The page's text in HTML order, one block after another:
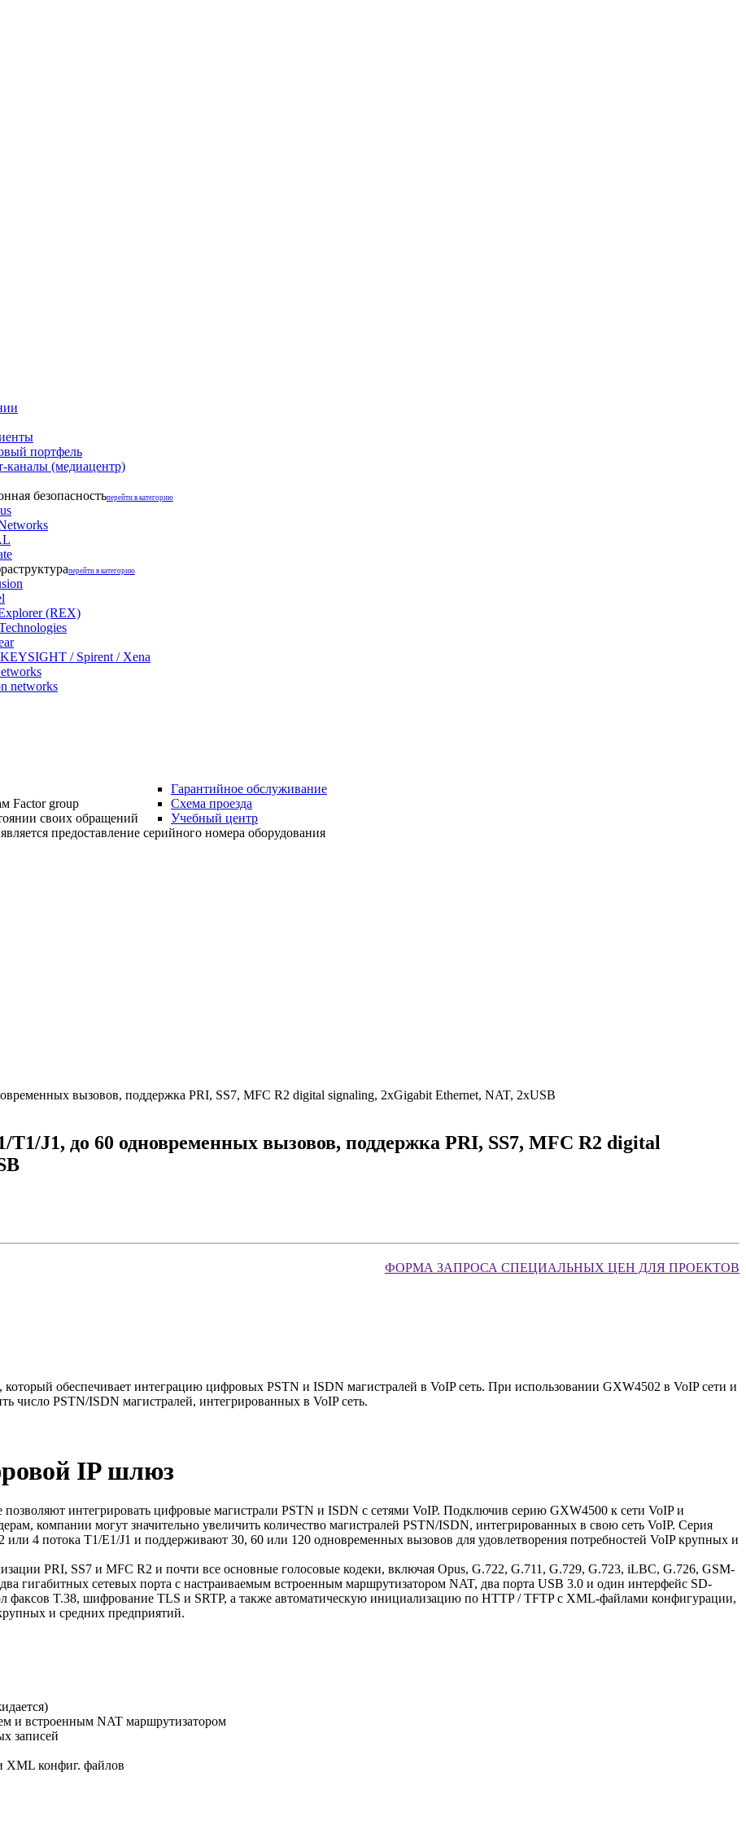
портфель
каналы (медиацентр)
безопасностьперейти в категорию
перейти в категорию
(REX)
/ Spirent / Xena
networks
Factor group
своих обращений
Гарантийное обслуживание
Схема проезда
Учебный центр
предоставление серийного номера оборудования
вызовов, поддержка PRI, SS7, MFC R2 digital signaling, 2xGigabit Ethernet, NAT, 2xUSB
J1, до 60 одновременных вызовов, поддержка PRI, SS7, MFC R2 digital
ФОРМА ЗАПРОСА СПЕЦИАЛЬНЫХ ЦЕН ДЛЯ ПРОЕКТОВ
обеспечивает интеграцию цифровых PSTN и ISDN магистралей в VoIP сеть. При использовании GXW4502 в VoIP сети и
число PSTN/ISDN магистралей, интегрированных в VoIP сеть.
IP шлюз
интегрировать цифровые магистрали PSTN и ISDN с сетями VoIP. Подключив серию GXW4500 к сети VoIP и
компании могут значительно увеличить количество магистралей PSTN/ISDN, интегрированных в свою сеть VoIP. Серия
или 4 потока T1/E1/J1 и поддерживают 30, 60 или 120 одновременных вызовов для удовлетворения потребностей VoIP крупных и
PRI, SS7 и MFC R2 и почти все основные голосовые кодеки, включая Opus, G.722, G.711, G.729, G.723, iLBC, G.726, GSM-
гигабитных сетевых порта с настраиваемым встроенным маршрутизатором NAT, два порта USB 3.0 и один интерфейс SD-
факсов T.38, шифрование TLS и SRTP, а также автоматическую инициализацию по HTTP / TFTP с XML-файлами конфигурации,
и средних предприятий.
и встроенным NAT маршрутизатором
записей
XML конфиг. файлов